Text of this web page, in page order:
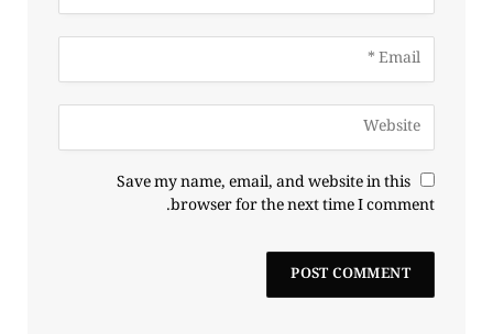
Save my name, email, and website in this
browser for the next time I comment.